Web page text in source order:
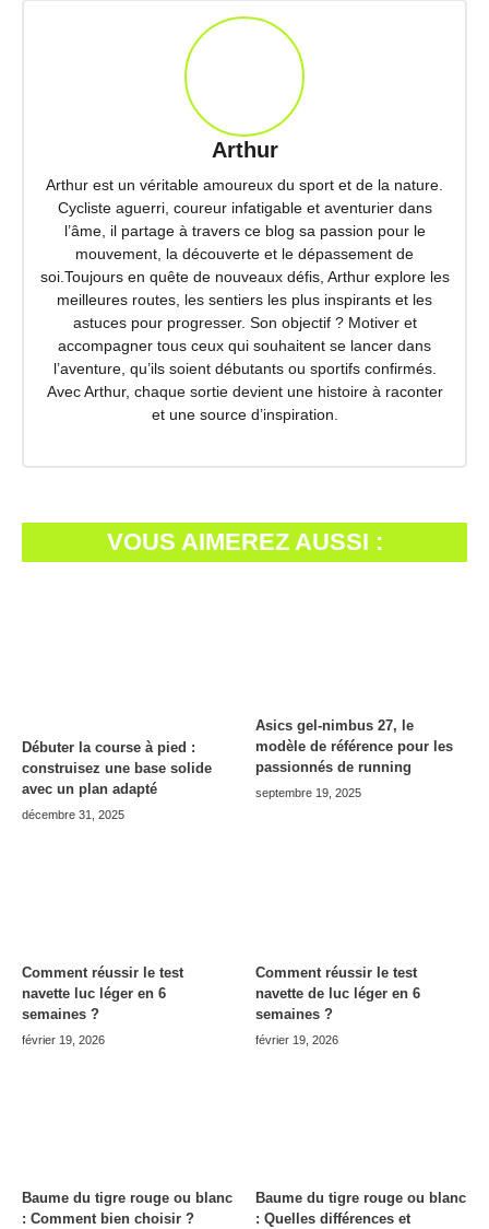
Arthur
Arthur est un véritable amoureux du sport et de la nature.
Cycliste aguerri, coureur infatigable et aventurier dans
l’âme, il partage à travers ce blog sa passion pour le
mouvement, la découverte et le dépassement de
soi.Toujours en quête de nouveaux défis, Arthur explore les
meilleures routes, les sentiers les plus inspirants et les
astuces pour progresser. Son objectif ? Motiver et
accompagner tous ceux qui souhaitent se lancer dans
l’aventure, qu’ils soient débutants ou sportifs confirmés.
Avec Arthur, chaque sortie devient une histoire à raconter
et une source d’inspiration.
VOUS AIMEREZ AUSSI :
Débuter la course à pied :
construisez une base solide
avec un plan adapté
décembre 31, 2025
Asics gel-nimbus 27, le
modèle de référence pour les
passionnés de running
septembre 19, 2025
Comment réussir le test
navette luc léger en 6
semaines ?
février 19, 2026
Comment réussir le test
navette de luc léger en 6
semaines ?
février 19, 2026
Baume du tigre rouge ou blanc
: Comment bien choisir ?
Baume du tigre rouge ou blanc
: Quelles différences et